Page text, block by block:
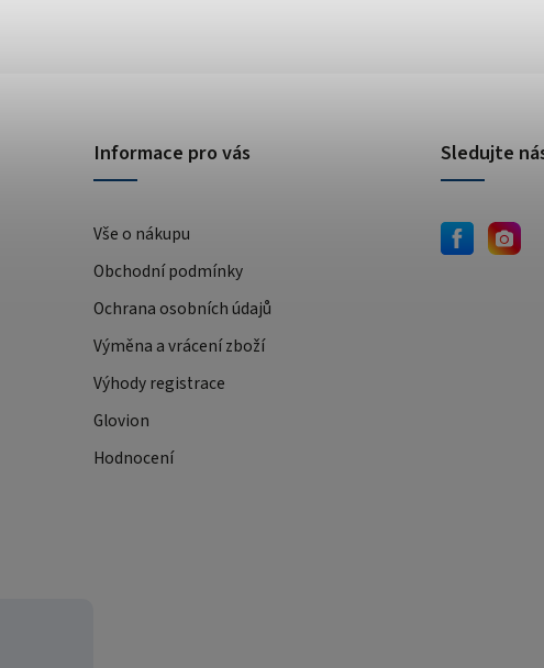
Informace pro vás
Vše o nákupu
Obchodní podmínky
Ochrana osobních údajů
Výměna a vrácení zboží
Výhody registrace
Glovion
Hodnocení
Sledujte